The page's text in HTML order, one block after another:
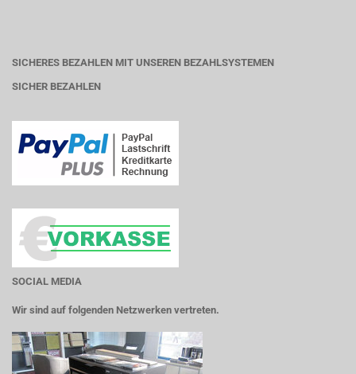
SICHERES BEZAHLEN MIT UNSEREN BEZAHLSYSTEMEN
SICHER BEZAHLEN
SOCIAL MEDIA
Wir sind auf folgenden Netzwerken vertreten.